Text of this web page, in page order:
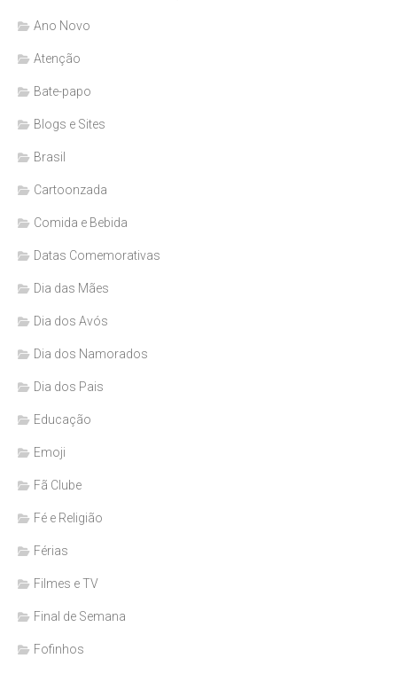
Ano Novo
Atenção
Bate-papo
Blogs e Sites
Brasil
Cartoonzada
Comida e Bebida
Datas Comemorativas
Dia das Mães
Dia dos Avós
Dia dos Namorados
Dia dos Pais
Educação
Emoji
Fã Clube
Fé e Religião
Férias
Filmes e TV
Final de Semana
Fofinhos